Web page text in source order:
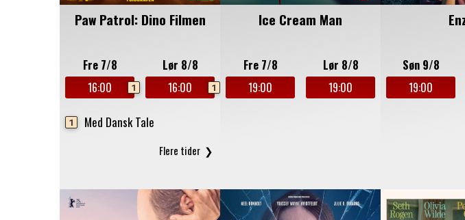
Paw Patrol: Dino Filmen
Fre 7/8
16:00
1
Lør 8/8
16:00
1
1 Med Dansk Tale
Ice Cream Man
Fre 7/8
19:00
Lør 8/8
19:00
Søn 9/8
19:00